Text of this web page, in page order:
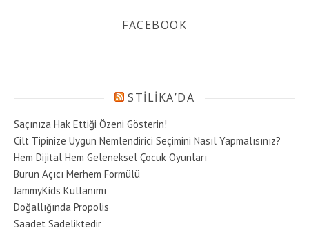
FACEBOOK
STILIKA’DA
Saçınıza Hak Ettiği Özeni Gösterin!
Cilt Tipinize Uygun Nemlendirici Seçimini Nasıl Yapmalısınız?
Hem Dijital Hem Geleneksel Çocuk Oyunları
Burun Açıcı Merhem Formülü
JammyKids Kullanımı
Doğallığında Propolis
Saadet Sadeliktedir